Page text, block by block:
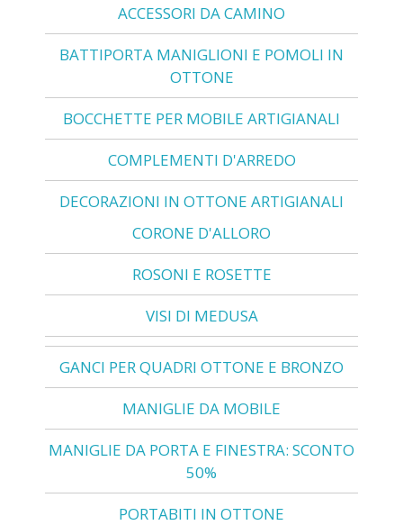
ACCESSORI DA CAMINO
BATTIPORTA MANIGLIONI E POMOLI IN
OTTONE
BOCCHETTE PER MOBILE ARTIGIANALI
COMPLEMENTI D'ARREDO
DECORAZIONI IN OTTONE ARTIGIANALI
CORONE D'ALLORO
ROSONI E ROSETTE
VISI DI MEDUSA
GANCI PER QUADRI OTTONE E BRONZO
MANIGLIE DA MOBILE
MANIGLIE DA PORTA E FINESTRA: SCONTO
50%
PORTABITI IN OTTONE